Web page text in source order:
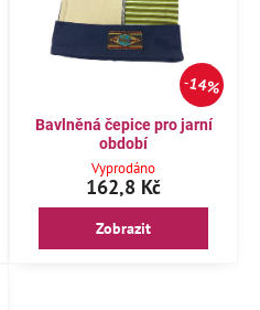
14%
Bavlněná čepice pro jarní
období
Vyprodáno
162,8 Kč
Zobrazit